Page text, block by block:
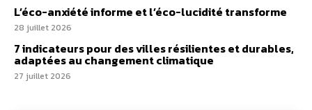
L’éco-anxiété informe et l’éco-lucidité transforme
28 juillet 2026
7 indicateurs pour des villes résilientes et durables,
adaptées au changement climatique
27 juillet 2026